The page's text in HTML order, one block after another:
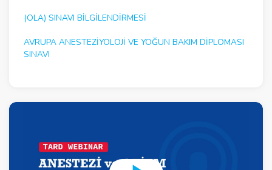
(OLA) SINAVI BİLGİLENDİRMESİ
AVRUPA ANESTEZIYOLOJI VE YOĞUN BAKIM DIPLOMASI
SINAVI